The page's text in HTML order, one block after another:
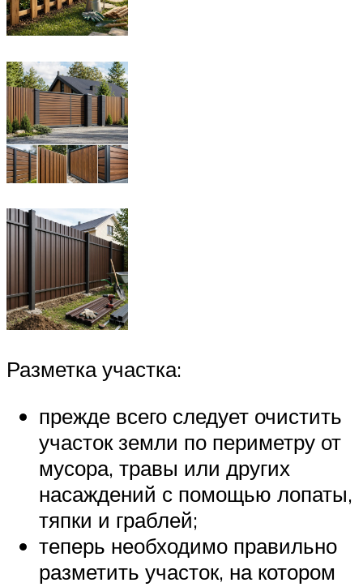
Разметка участка:
прежде всего следует очистить
участок земли по периметру от
мусора, травы или других
насаждений с помощью лопаты,
тяпки и граблей;
теперь необходимо правильно
разметить участок, на котором